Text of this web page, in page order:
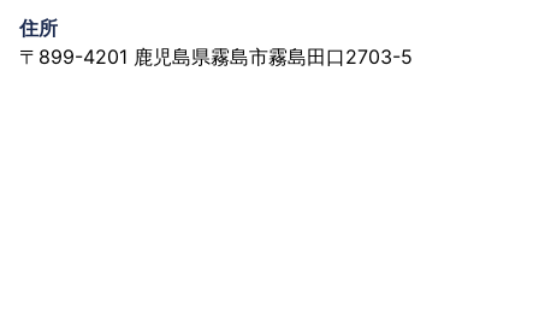
住所
〒899-4201 鹿児島県霧島市霧島田口2703-5